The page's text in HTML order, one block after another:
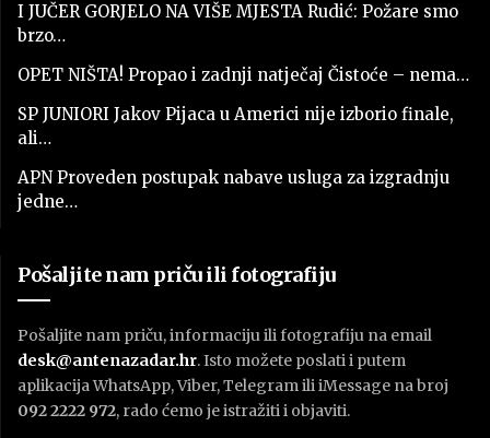
I JUČER GORJELO NA VIŠE MJESTA Rudić: Požare smo
brzo…
OPET NIŠTA! Propao i zadnji natječaj Čistoće – nema…
SP JUNIORI Jakov Pijaca u Americi nije izborio finale,
ali…
APN Proveden postupak nabave usluga za izgradnju
jedne…
Pošaljite nam priču ili fotografiju
Pošaljite nam priču, informaciju ili fotografiju na email
desk@antenazadar.hr. Isto možete poslati i putem
aplikacija WhatsApp, Viber, Telegram ili iMessage na broj
092 2222 972, rado ćemo je istražiti i objaviti.